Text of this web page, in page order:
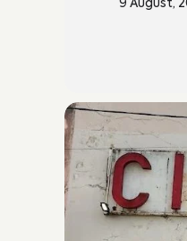
9 August,